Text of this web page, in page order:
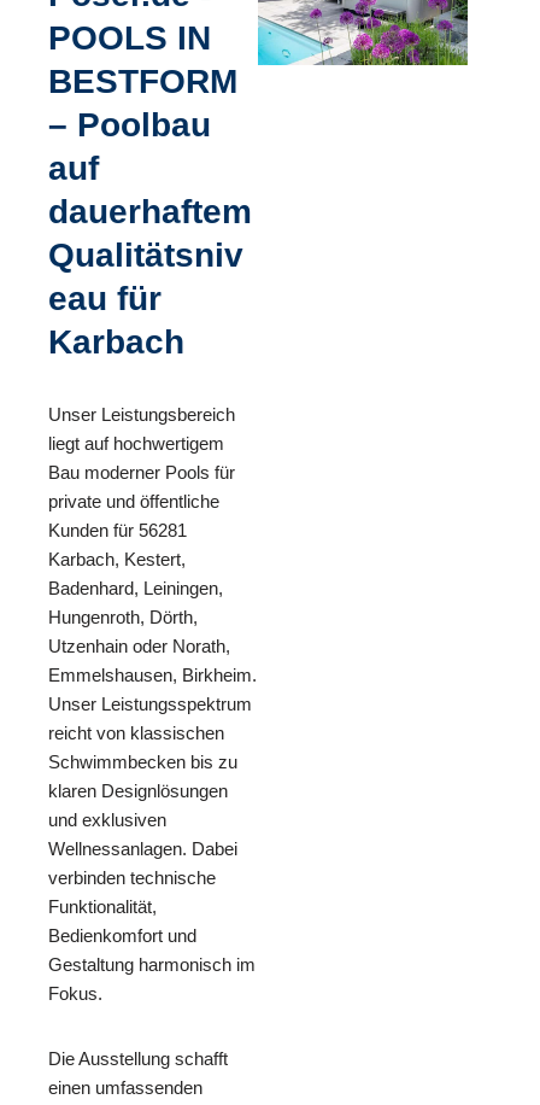
POOLS IN
BESTFORM
– Poolbau
auf
dauerhaftem
Qualitätsniv
eau für
Karbach
Unser Leistungsbereich
liegt auf hochwertigem
Bau moderner Pools für
private und öffentliche
Kunden für 56281
Karbach, Kestert,
Badenhard, Leiningen,
Hungenroth, Dörth,
Utzenhain oder Norath,
Emmelshausen, Birkheim.
Unser Leistungsspektrum
reicht von klassischen
Schwimmbecken bis zu
klaren Designlösungen
und exklusiven
Wellnessanlagen. Dabei
verbinden technische
Funktionalität,
Bedienkomfort und
Gestaltung harmonisch im
Fokus.
Die Ausstellung schafft
einen umfassenden